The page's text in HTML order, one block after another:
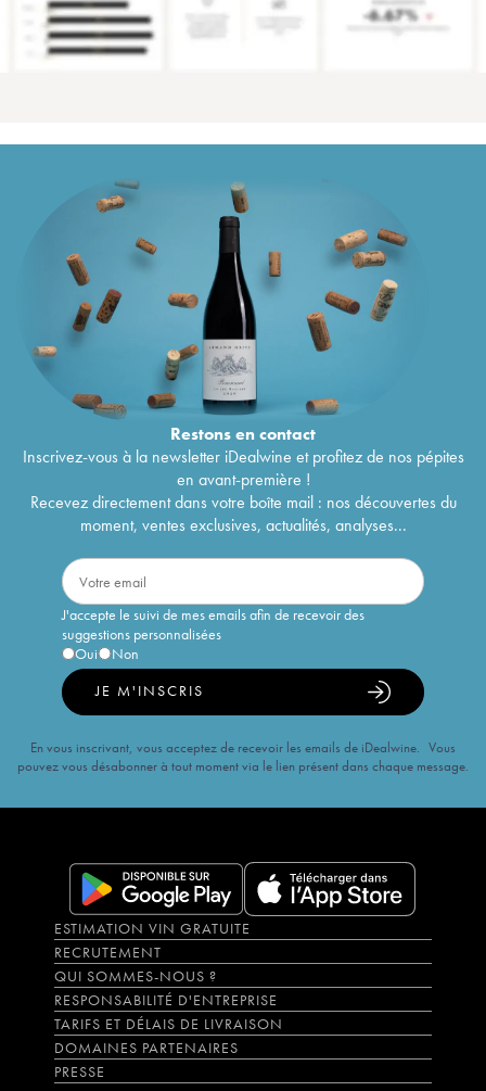
Restons encontact
Inscrivez-vous à la newsletter iDealwine et profitez de nos pépites
en avant-première !
Recevez directement dans votre boîte mail : nos découvertes du
moment, ventes exclusives, actualités, analyses...
J'accepte le suivi de mes emails afin de recevoir des
suggestions personnalisées
Oui
Non
JE M'INSCRIS
En vous inscrivant, vous acceptez de recevoir les emails de iDealwine. Vous
pouvez vous désabonner à tout moment via le lien présent dans chaque message.
ESTIMATION VIN GRATUITE
RECRUTEMENT
QUI SOMMES-NOUS ?
RESPONSABILITÉ D'ENTREPRISE
TARIFS ET DÉLAIS DE LIVRAISON
DOMAINES PARTENAIRES
PRESSE